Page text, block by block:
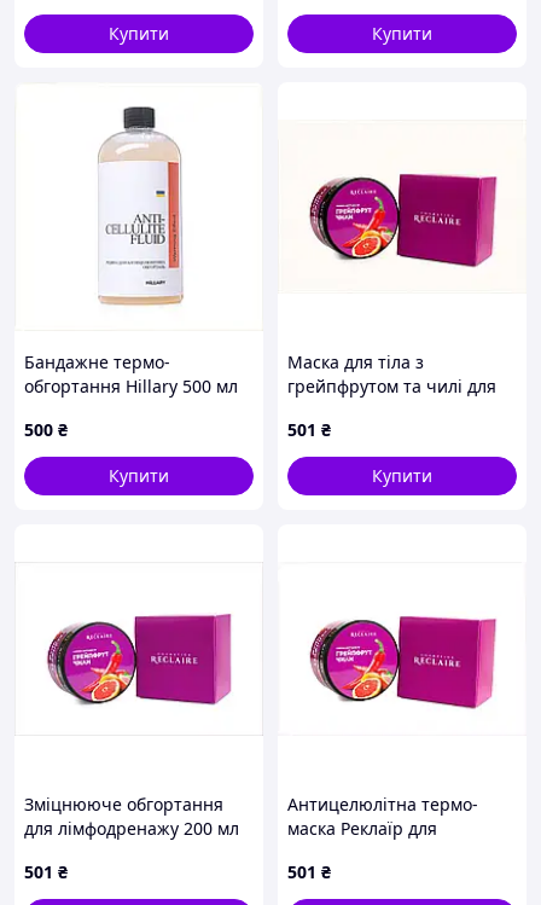
Купити
Купити
Бандажне термо-
обгортання Hillary 500 мл
M8253B43X0
500 ₴
Купити
Маска для тіла з
грейпфрутом та чилі для
501 ₴
Купити
Зміцнююче обгортання
для лімфодренажу 200 мл
501 ₴
Антицелюлітна термо-
маска Реклаїр для
501 ₴